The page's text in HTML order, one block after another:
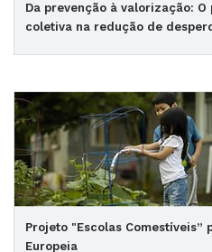
Da prevenção à valorização:
coletiva na redução de
Projeto "Escolas Comestíveis”
Europeia